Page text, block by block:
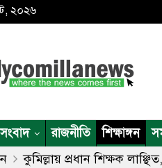
২০২৬
রাজনীতি শিক্ষাঙ্গন
কুমিল্লায় প্রধান শিক্ষক